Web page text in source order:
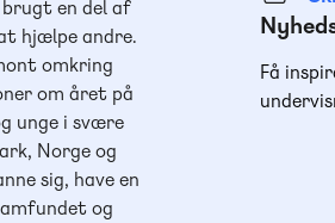
brugt en del af
hjælpe andre.
omkring
om året på
unge i svære
Norge og
sig, have en
og
Få